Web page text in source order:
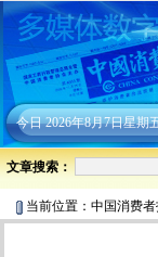
今日2026年8月7日星期
文章搜索：
当前位置： 中国消费者